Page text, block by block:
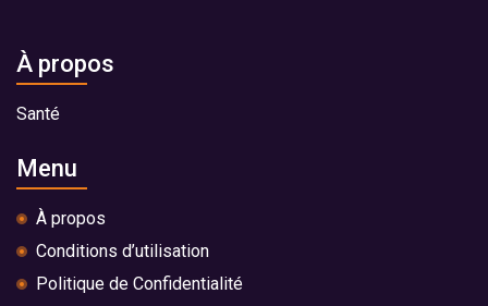
À propos
Santé
Menu
À propos
Conditions d’utilisation
Politique de Confidentialité